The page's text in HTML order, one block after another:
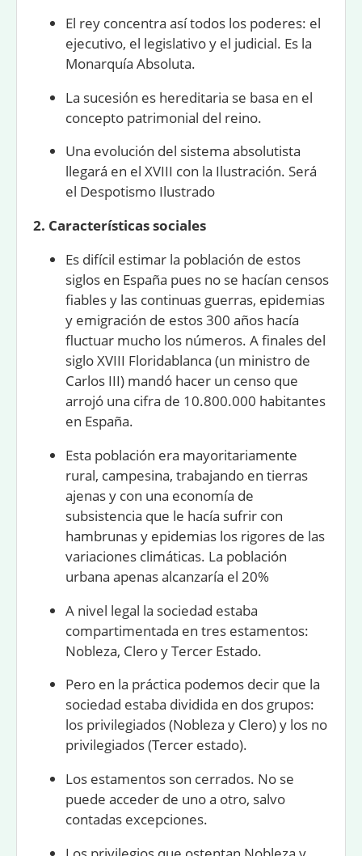
El rey concentra así todos los poderes: el
ejecutivo, el legislativo y el judicial. Es la
Monarquía Absoluta.
La sucesión es hereditaria se basa en el
concepto patrimonial del reino.
Una evolución del sistema absolutista
llegará en el XVIII con la Ilustración. Será
el Despotismo Ilustrado
2. Características sociales
Es difícil estimar la población de estos
siglos en España pues no se hacían censos
fiables y las continuas guerras, epidemias
y emigración de estos 300 años hacía
fluctuar mucho los números. A finales del
siglo XVIII Floridablanca (un ministro de
Carlos III) mandó hacer un censo que
arrojó una cifra de 10.800.000 habitantes
en España.
Esta población era mayoritariamente
rural, campesina, trabajando en tierras
ajenas y con una economía de
subsistencia que le hacía sufrir con
hambrunas y epidemias los rigores de las
variaciones climáticas. La población
urbana apenas alcanzaría el 20%
A nivel legal la sociedad estaba
compartimentada en tres estamentos:
Nobleza, CleroyTercer Estado.
Pero en la práctica podemos decir que la
sociedad estaba dividida en dos grupos:
los privilegiados(Nobleza y Clero) y los no
privilegiados(Tercer estado).
Los estamentos son cerrados. No se
puede acceder de uno a otro, salvo
contadas excepciones.